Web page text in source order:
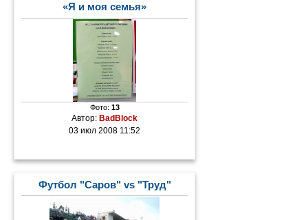
«Я и моя семья»
Фото: 13
Автор:BadBlock
03 июл 2008 11:52
Футбол "Саров" vs "Труд"